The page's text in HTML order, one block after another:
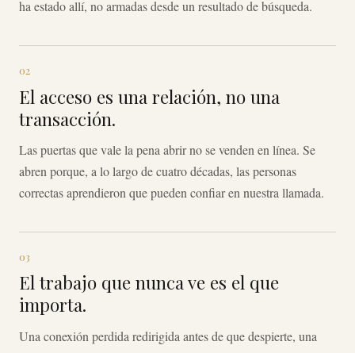
ha estado allí, no armadas desde un resultado de búsqueda.
02
El acceso es una relación, no una
transacción.
Las puertas que vale la pena abrir no se venden en línea. Se
abren porque, a lo largo de cuatro décadas, las personas
correctas aprendieron que pueden confiar en nuestra llamada.
03
El trabajo que nunca ve es el que
importa.
Una conexión perdida redirigida antes de que despierte, una